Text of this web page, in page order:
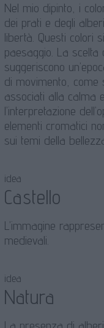
Nel mio dipinto, i
dei prati e degli
libertà. Questi colori
paesaggio. La
suggeriscono
di movimento, come
associati alla calma
l’interpretazione
elementi cromatici
sui temi della
idea
Castello
L’immagine
medievali.
idea
Natura